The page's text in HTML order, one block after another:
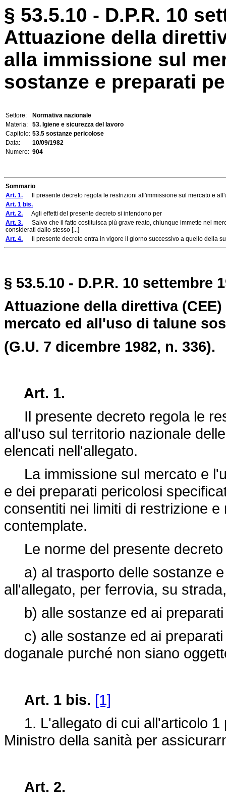
§ 53.5.10 - D.P.R. 10
Attuazione della
alla immissione sul
sostanze e preparati
Settore:
Normativa nazionale
Materia:
53. Igiene e sicurezza del lavoro
Capitolo: 53.5 sostanze pericolose
Data:
10/09/1982
Numero: 904
Sommario
Art. 1. Il presente decreto regola le restrizioni all'immissione sul mercato e
Art. 1 bis.
Art. 2. Agli effetti del presente decreto si intendono per
Art. 3. Salvo che il fatto costituisca più grave reato, chiunque immette nel
considerati dallo stesso [...]
Art. 4. Il presente decreto entra in vigore il giorno successivo a quello della
§ 53.5.10 - D.P.R. 10 settembre
Attuazione della direttiva
mercato ed all'uso di talune
(G.U. 7 dicembre 1982, n. 336).
Art. 1.
Il presente decreto regola le
all'uso sul territorio nazionale
elencati nell'allegato.
La immissione sul mercato e
e dei preparati pericolosi
consentiti nei limiti di restrizione
contemplate.
Le norme del presente decreto
a) al trasporto delle sostanze e
all'allegato, per ferrovia, su
b) alle sostanze ed ai preparati
c) alle sostanze ed ai preparati
doganale purché non siano
Art. 1 bis. [1]
1. L'allegato di cui all'articolo 1
Ministro della sanità per
Art. 2.